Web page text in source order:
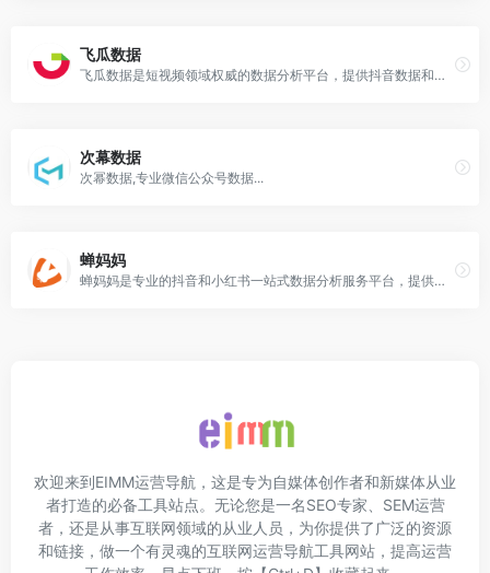
飞瓜数据
飞瓜数据是短视频领域权威的数据分析平台，提供抖音数据和快手数据等，包括热门视频、音乐，抖音快手排行榜，抖音快手电商数据，视频监
次幕数据
次幂数据,专业微信公众号数据...
蝉妈妈
蝉妈妈是专业的抖音和小红书一站式数据分析服务平台，提供抖音达人、商品、直播、短视频、小店等多维度数据分析服务，为商家智能匹配达
欢迎来到EIMM运营导航，这是专为自媒体创作者和新媒体从业
者打造的必备工具站点。无论您是一名SEO专家、SEM运营
者，还是从事互联网领域的从业人员，为你提供了广泛的资源
和链接，做一个有灵魂的互联网运营导航工具网站，提高运营